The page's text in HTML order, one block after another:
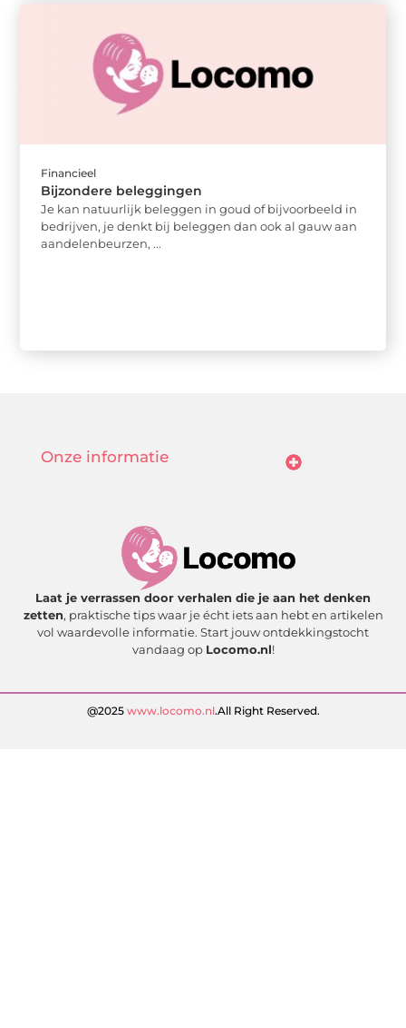
Financieel
Bijzondere beleggingen
Je kan natuurlijk beleggen in goud of bijvoorbeeld in
bedrijven, je denkt bij beleggen dan ook al gauw aan
aandelenbeurzen, ...
Laat je verrassen door verhalen die je aan het denken
zetten, praktische tips waar je écht iets aan hebt en artikelen
vol waardevolle informatie. Start jouw ontdekkingstocht
vandaag op Locomo.nl!
@2025 www.locomo.nl.All Right Reserved.
Onze informatie